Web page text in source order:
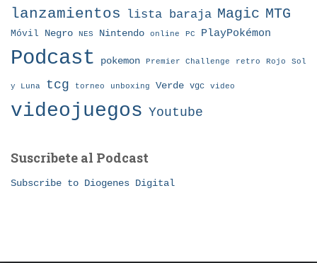
lanzamientos lista baraja Magic MTG
Móvil Negro NES Nintendo online PC PlayPokémon
Podcast pokemon Premier Challenge retro Rojo Sol
y Luna tcg torneo unboxing Verde vgc video
videojuegos Youtube
Suscribete al Podcast
Subscribe to Diogenes Digital